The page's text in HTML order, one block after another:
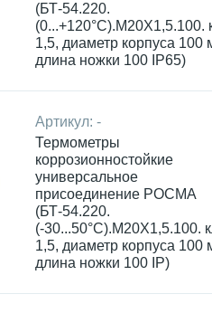
(БТ-54.220.
(0...+120°С).М20Х1,5.100.
1,5, диаметр корпуса 100
длина ножки 100 IP65)
Артикул: -
Термометры
коррозионностойкие
универсальное
присоединение РОСМА
(БТ-54.220.
(-30...50°С).М20Х1,5.100.
1,5, диаметр корпуса 100
длина ножки 100 IP)